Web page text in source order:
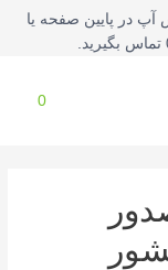
آپ در پایین صفحه یا
0